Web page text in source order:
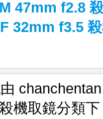
47mm f2.8
32mm f3.5
機取鏡分類下